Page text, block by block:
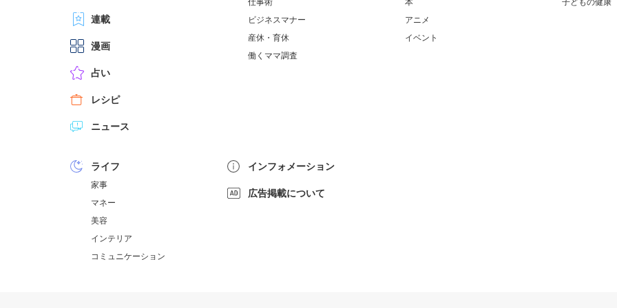
連載
漫画
占い
レシピ
ニュース
仕事術
ビジネスマナー
産休・育休
働くママ調査
本
アニメ
イベント
子どもの健康
ライフ
家事
マネー
美容
インテリア
コミュニケーション
インフォメーション
広告掲載について